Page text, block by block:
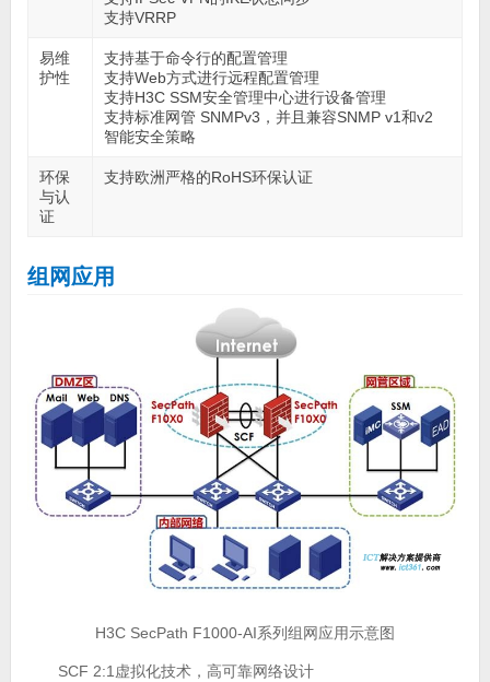
支持VRRP
易维
护性
支持基于命令行的配置管理
支持Web方式进行远程配置管理
支持H3C SSM安全管理中心进行设备管理
支持标准网管 SNMPv3，并且兼容SNMP v1和v2
智能安全策略
环保
与认
证
支持欧洲严格的RoHS环保认证
组网应用
H3C SecPath F1000-AI系列组网应用示意图
SCF 2:1虚拟化技术，高可靠网络设计